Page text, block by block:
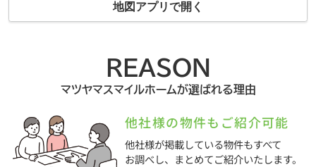
地図アプリで開く
REASON
マツヤマスマイルホームが選ばれる理由
他社様の物件もご紹介可能
他社様が掲載している物件もすべて
お調べし、まとめてご紹介いたします。